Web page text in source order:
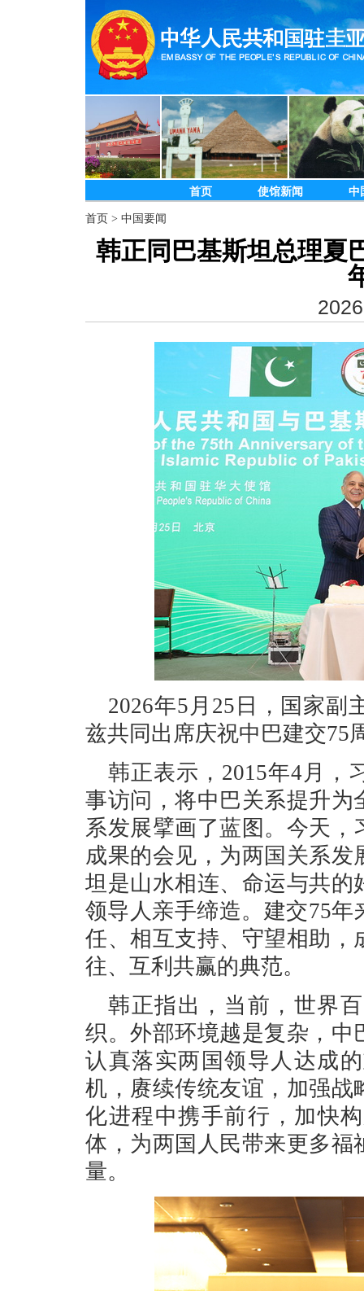
首页 使馆新闻 中
首页 > 中国要闻
韩正同巴基斯坦总理夏
2026年5月25日，国家副
兹共同出席庆祝中巴建交75
韩正表示，2015年4月，
事访问，将中巴关系提升
系发展擘画了蓝图。今天
成果的会见，为两国关系
坦是山水相连、命运与共
领导人亲手缔造。建交75
任、相互支持、守望相助
往、互利共赢的典范。
韩正指出，当前，世界
织。外部环境越是复杂，
认真落实两国领导人达成
机，赓续传统友谊，加强
化进程中携手前行，加快
体，为两国人民带来更多
量。